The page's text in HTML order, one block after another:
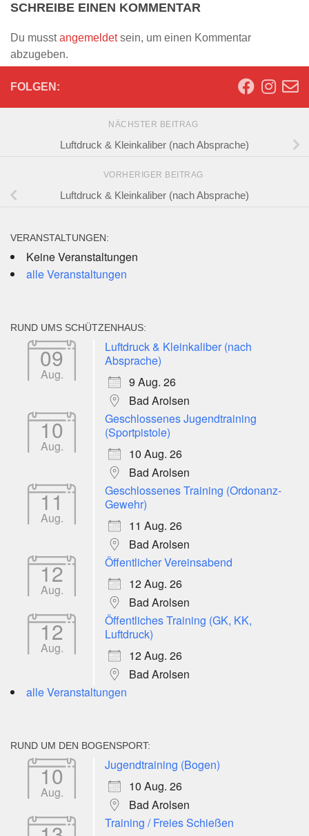
SCHREIBE EINEN KOMMENTAR
Du musstangemeldetsein, um einen Kommentar
abzugeben.
FOLGEN:
NÄCHSTER BEITRAG
Luftdruck & Kleinkaliber (nach Absprache)
VORHERIGER BEITRAG
Luftdruck & Kleinkaliber (nach Absprache)
VERANSTALTUNGEN:
Keine Veranstaltungen
alle Veranstaltungen
RUND UMS SCHÜTZENHAUS:
09
Aug.
Luftdruck & Kleinkaliber (nach
Absprache)
9 Aug. 26
Bad Arolsen
10
Aug.
Geschlossenes Jugendtraining
(Sportpistole)
10 Aug. 26
Bad Arolsen
11
Aug.
Geschlossenes Training (Ordonanz-
Gewehr)
11 Aug. 26
Bad Arolsen
12
Aug.
Öffentlicher Vereinsabend
12 Aug. 26
Bad Arolsen
12
Aug.
Öffentliches Training (GK, KK,
Luftdruck)
12 Aug. 26
Bad Arolsen
alle Veranstaltungen
RUND UM DEN BOGENSPORT:
10
Aug.
Jugendtraining (Bogen)
10 Aug. 26
Bad Arolsen
Training / Freies Schießen